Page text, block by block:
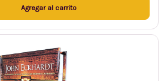
Agregar al carrito